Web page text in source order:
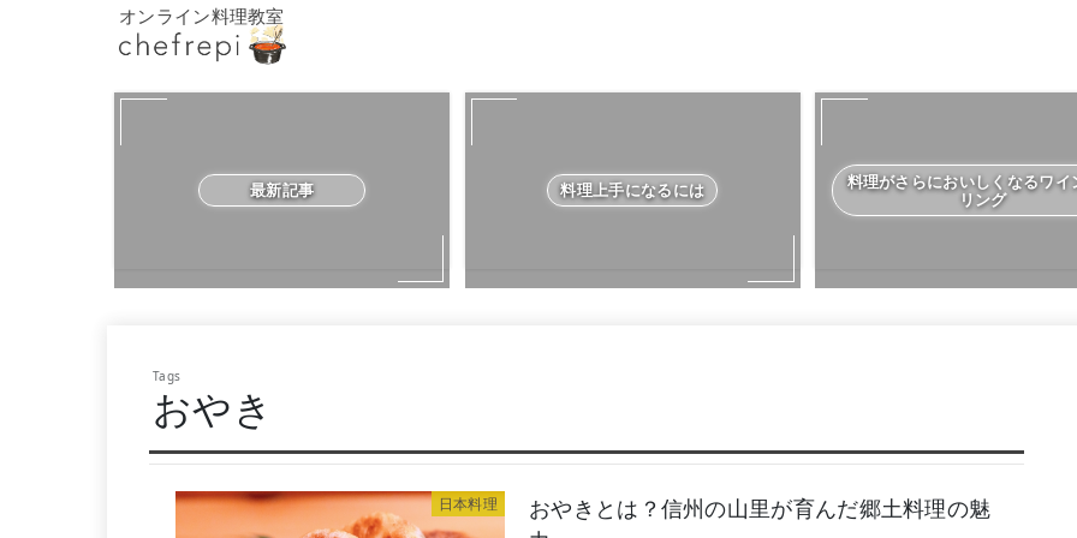
オンライン料理教室
最新記事 料理上手になるには
料理がさらにおいしくなるワイ
リング
おやき
日本料理
おやきとは？信州の山里が育んだ郷土料理の魅